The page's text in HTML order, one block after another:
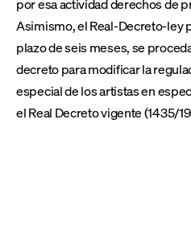
Asimismo, el Real-Decreto-ley
plazo de seis meses, se
decreto para modificar la
especial de los artistas en
el Real Decreto vigente (1435/